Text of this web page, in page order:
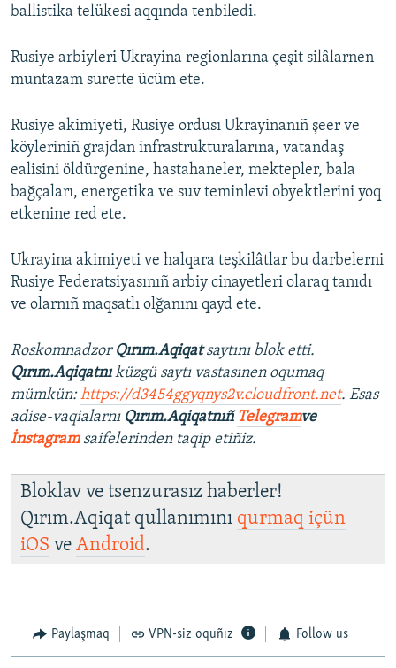
ballistika telükesi aqqında tenbiledi.
Rusiye arbiyleri Ukrayina regionlarına çeşit silâlarnen
muntazam surette ücüm ete.
Rusiye akimiyeti, Rusiye ordusı Ukrayinanıñ şeer ve
köyleriniñ grajdan infrastrukturalarına, vatandaş
ealisini öldürgenine, hastahaneler, mektepler, bala
bağçaları, energetika ve suv teminlevi obyektlerini yoq
etkenine red ete.
Ukrayina akimiyeti ve halqara teşkilâtlar bu darbelerni
Rusiye Federatsiyasınıñ arbiy cinayetleri olaraq tanıdı
ve olarnıñ maqsatlı olğanını qayd ete.
Roskomnadzor Qırım.Aqiqatsaytını blok etti.
Qırım.Aqiqatnıküzgü saytı vastasınen oqumaq
mümkün:https://d3454ggyqnys2v.cloudfront.net. Esas
adise-vaqialarnı Qırım.Aqiqatnıñ Telegramve
İnstagram saifelerinden taqip etiñiz.
Bloklav ve tsenzurasız haberler!
Qırım.Aqiqat qullanımını qurmaq içün
iOS ve Android.
Paylaşmaq VPN-siz oquñız Follow us